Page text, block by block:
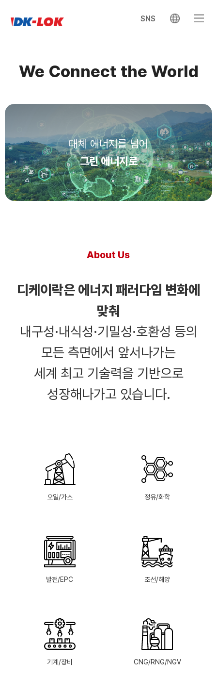
SNS
We Connect the World
대체 에너지를 넘어
그린 에너지로
About Us
디케이락은 에너지 패러다임 변화에
맞춰
내구성·내식성·기밀성·호환성 등의
모든 측면에서 앞서나가는
세계 최고 기술력을 기반으로
성장해나가고 있습니다.
오일/가스 정유/화학
발전/EPC 조선/해양
기계/장비 CNG/RNG/NGV